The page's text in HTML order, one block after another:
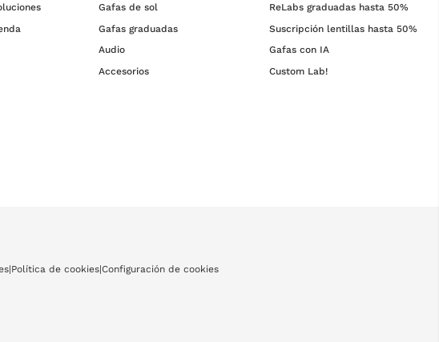
Gafas de sol
Gafas graduadas
Audio
Accesorios
ReLabs graduadas hasta 50%
Suscripción lentillas hasta 50%
Gafas con IA
Custom Lab!
|Política de cookies|Configuración de cookies